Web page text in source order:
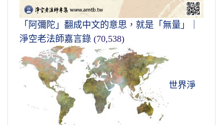
「阿彌陀」翻成中文的意思，就是「無量」｜
淨空老法師嘉言錄 (70,538)
世界淨